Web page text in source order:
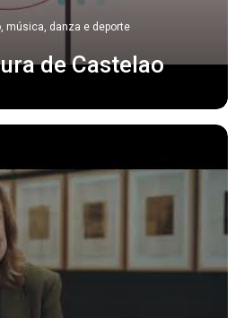
música, danza e deporte
de Castelao